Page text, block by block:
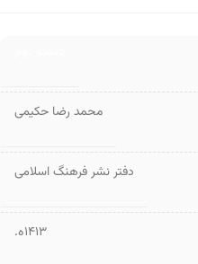
محمد رضا حکیمی
دفتر نشر فرهنگ اسلامی
1413ه.